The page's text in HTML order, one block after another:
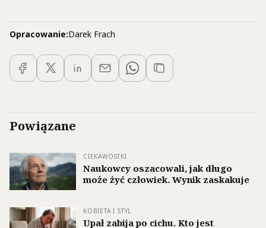
Opracowanie:Darek Frach
Powiązane
CIEKAWOSTKI
Naukowcy oszacowali, jak długo
może żyć człowiek. Wynik zaskakuje
KOBIETA I STYL
Upał zabija po cichu. Kto jest